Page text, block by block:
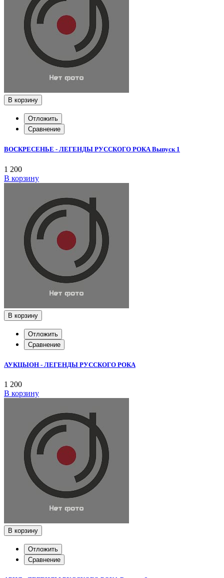
В корзину
Отложить
Сравнение
ВОСКРЕСЕНЬЕ - ЛЕГЕНДЫ РУССКОГО РОКА Выпуск 1
1 200
В корзину
В корзину
Отложить
Сравнение
АУКЦЫОН - ЛЕГЕНДЫ РУССКОГО РОКА
1 200
В корзину
В корзину
Отложить
Сравнение